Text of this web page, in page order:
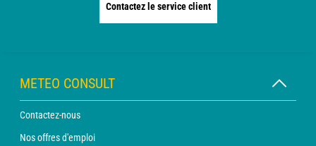
Contactez le service client
METEO CONSULT
Contactez-nous
Nos offres d'emploi